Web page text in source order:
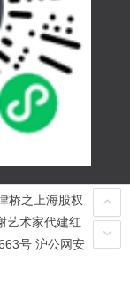
桥之上海股权
艺术家代建红
号 沪公网安